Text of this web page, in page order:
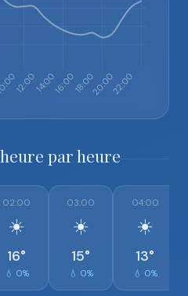
par heure
02:00
☀️
16°
💧 0%
03:00
☀️
15°
💧 0%
04:00
☀️
13°
💧 0%